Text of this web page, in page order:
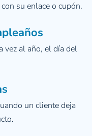
su enlace o cupón.
vez al año, el día del
un cliente deja